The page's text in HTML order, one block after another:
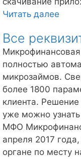
Читать далее
Все
полностью
микрозаймов.
более 1800
клиента.
уже можно
МФО
апреля 2017
органе по месту